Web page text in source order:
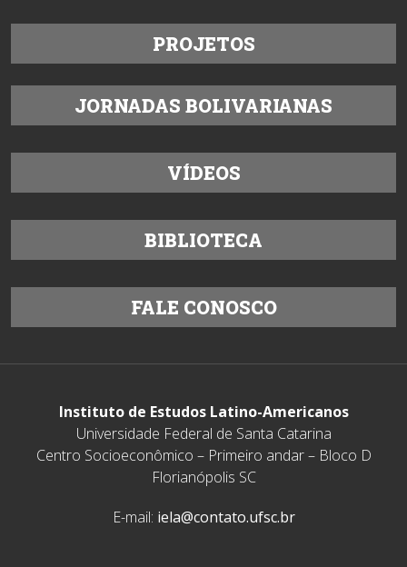
PROJETOS
JORNADAS BOLIVARIANAS
VÍDEOS
BIBLIOTECA
FALE CONOSCO
Instituto de Estudos Latino-Americanos
Universidade Federal de Santa Catarina
Centro Socioeconômico – Primeiro andar – Bloco D
Florianópolis SC
E-mail: iela@contato.ufsc.br